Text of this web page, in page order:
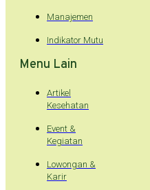
Manajemen
Indikator Mutu
Menu Lain
Artikel
Kesehatan
Event &
Kegiatan
Lowongan &
Karir